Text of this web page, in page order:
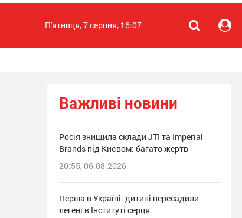
П'ятниця, 7 серпня, 16:07
Важливі новини
Росія знищила склади JTI та Imperial
Brands під Києвом: багато жертв
20:55, 06.08.2026
Перша в Україні: дитині пересадили
легені в Інституті серця